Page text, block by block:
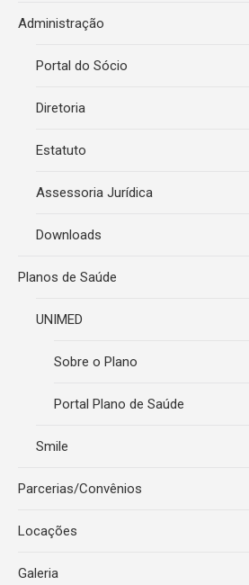
Administração
Portal do Sócio
Diretoria
Estatuto
Assessoria Jurídica
Downloads
Planos de Saúde
UNIMED
Sobre o Plano
Portal Plano de Saúde
Smile
Parcerias/Convênios
Locações
Galeria